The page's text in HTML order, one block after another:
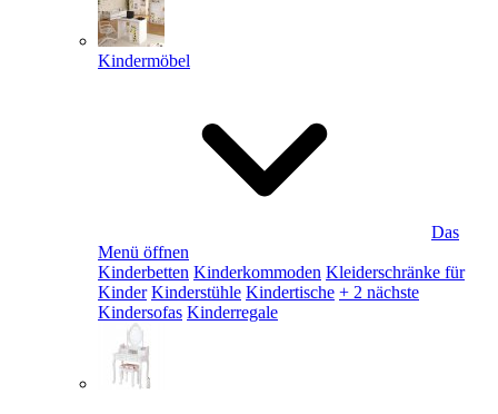
Kindermöbel
Das
Menü öffnen
Kinderbetten Kinderkommoden Kleiderschränke für
Kinder Kinderstühle Kindertische + 2 nächste
Kindersofas Kinderregale